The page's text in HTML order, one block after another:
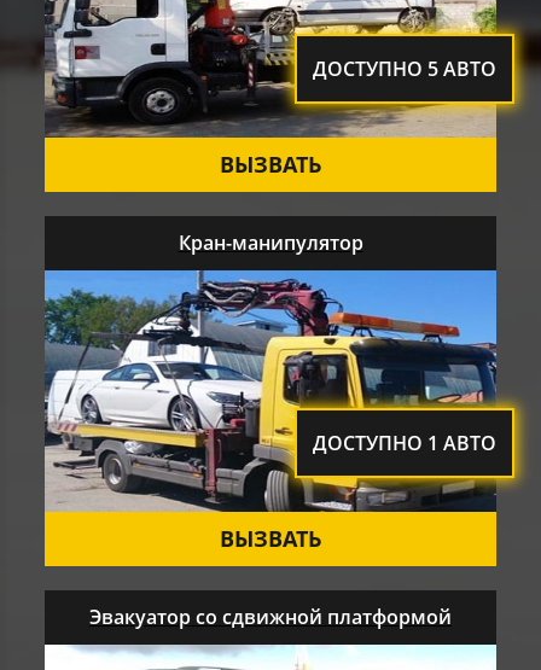
ДОСТУПНО 5 АВТО
ВЫЗВАТЬ
ДОСТУПНО 1 АВТО
Кран-манипулятор
ВЫЗВАТЬ
Эвакуатор со сдвижной платформой